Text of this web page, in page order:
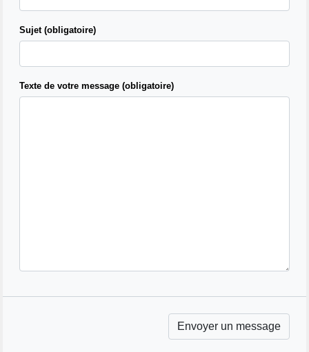
Sujet (obligatoire)
Texte de votre message (obligatoire)